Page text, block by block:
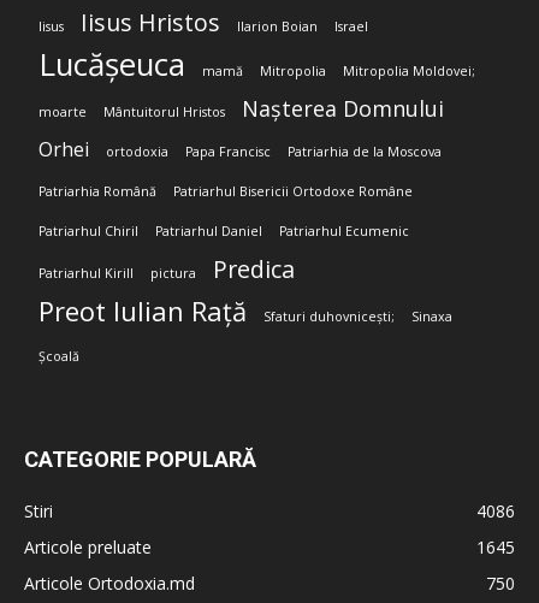
Iisus Iisus Hristos Ilarion Boian Israel
Lucășeuca mamă Mitropolia Mitropolia Moldovei;
moarte Mântuitorul Hristos Nașterea Domnului
Orhei ortodoxia Papa Francisc Patriarhia de la Moscova
Patriarhia Română Patriarhul Bisericii Ortodoxe Române
Patriarhul Chiril Patriarhul Daniel Patriarhul Ecumenic
Patriarhul Kirill pictura Predica
Preot Iulian Rață Sfaturi duhovnicești; Sinaxa
Școală
CATEGORIE POPULARĂ
Stiri
4086
Articole preluate
1645
Articole Ortodoxia.md
750